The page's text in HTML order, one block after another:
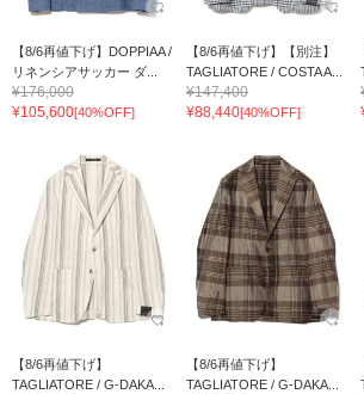
【8/6再値下げ】DOPPIAA /
リネンシアサッカー ダ...
¥176,000
¥105,600[40%OFF]
【8/6再値下げ】【別注】
TAGLIATORE / COSTA A...
¥147,400
¥88,440[40%OFF]
【8/6再値下げ】
TAGLIATORE / G-DAKA...
【8/6再値下げ】
TAGLIATORE / G-DAKA...